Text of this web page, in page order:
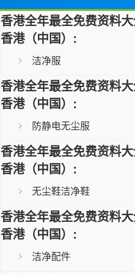
香港全年最全免费资料
香港（中国）:
洁净服
香港全年最全免费资料
香港（中国）:
防静电无尘服
香港全年最全免费资料
香港（中国）:
无尘鞋洁净鞋
香港全年最全免费资料
香港（中国）:
洁净配件